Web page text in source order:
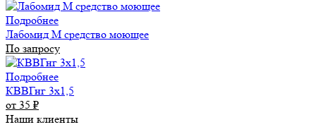
Подробнее
Лабомид М средство моющее
По запросу
Подробнее
КВВГнг 3х1,5
от 35 ₽
Наши клиенты